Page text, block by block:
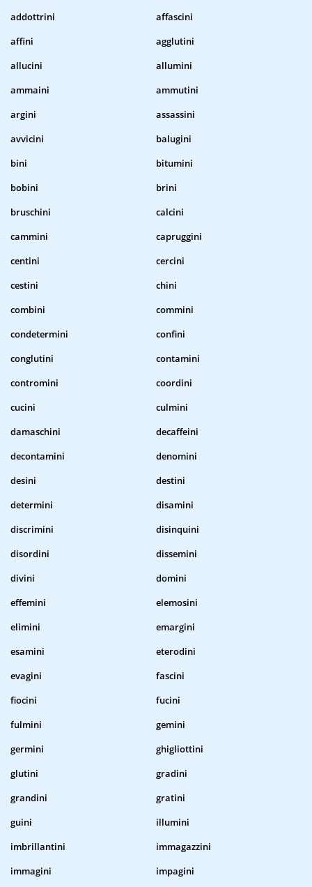
addottrini
affascini
affini
agglutini
allucini
allumini
ammaini
ammutini
argini
assassini
avvicini
balugini
bini
bitumini
bobini
brini
bruschini
calcini
cammini
capruggini
centini
cercini
cestini
chini
combini
commini
condetermini
confini
conglutini
contamini
contromini
coordini
cucini
culmini
damaschini
decaffeini
decontamini
denomini
desini
destini
determini
disamini
discrimini
disinquini
disordini
dissemini
divini
domini
effemini
elemosini
elimini
emargini
esamini
eterodini
evagini
fascini
fiocini
fucini
fulmini
gemini
germini
ghigliottini
glutini
gradini
grandini
gratini
guini
illumini
imbrillantini
immagazzini
immagini
impagini